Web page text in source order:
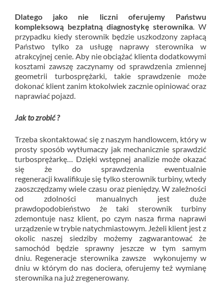
Dlatego jako nie liczni oferujemy Państwu
kompleksową bezpłatną diagnostykę sterownika. W
przypadku kiedy sterownik będzie uszkodzony zapłacą
Państwo tylko za usługę naprawy sterownika w
atrakcyjnej cenie. Aby nie obciążać klienta dodatkowymi
kosztami zawszę zaczynamy od sprawdzenia zmiennej
geometrii turbosprężarki, takie sprawdzenie może
dokonać klient zanim ktokolwiek zacznie opiniować oraz
naprawiać pojazd.
Jak to zrobić ?
Trzeba skontaktować się z naszym handlowcem, który w
prosty sposób wytłumaczy jak mechanicznie sprawdzić
turbosprężarkę… Dzięki wstępnej analizie może okazać
się że do sprawdzenia ewentualnie
regeneracji kwalifikuje się tylko sterownik turbiny, wtedy
zaoszczędzamy wiele czasu oraz pieniędzy. W zależności
od zdolności manualnych jest duże
prawdopodobieństwo że taki sterownik turbiny
zdemontuje nasz klient, po czym nasza firma naprawi
urządzenie w trybie natychmiastowym. Jeżeli klient jest z
okolic naszej siedziby możemy zagwarantować że
samochód będzie sprawny jeszcze w tym samym
dniu. Regeneracje sterownika zawsze wykonujemy w
dniu w którym do nas dociera, oferujemy też wymianę
sterownika na już zregenerowany.